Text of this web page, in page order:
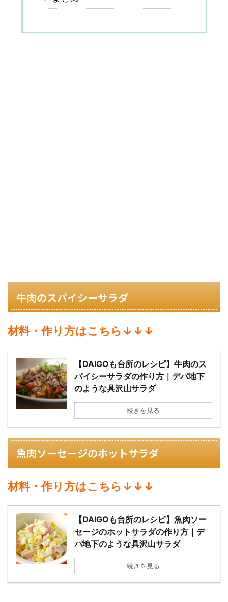
牛肉のスパイシーサラダ
材料・作り方はこちら↓↓↓
【DAIGOも台所のレシピ】牛肉のス
パイシーサラダの作り方｜デパ地下
のような具沢山サラダ
続きを見る
魚肉ソーセージのホットサラダ
材料・作り方はこちら↓↓↓
【DAIGOも台所のレシピ】魚肉ソー
セージのホットサラダの作り方｜デ
パ地下のような具沢山サラダ
続きを見る